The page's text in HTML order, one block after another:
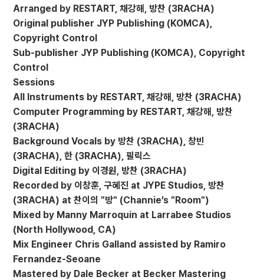
Arranged by RESTART, 채강해, 방찬 (3RACHA)
Original publisher JYP Publishing (KOMCA),
Copyright Control
Sub-publisher JYP Publishing (KOMCA), Copyright
Control
Sessions
All Instruments by RESTART, 채강해, 방찬 (3RACHA)
Computer Programming by RESTART, 채강해, 방찬
(3RACHA)
Background Vocals by 방찬 (3RACHA), 창빈
(3RACHA), 한 (3RACHA), 필릭스
Digital Editing by 이경원, 방찬 (3RACHA)
Recorded by 이창훈, 구혜진 at JYPE Studios, 방찬
(3RACHA) at 찬이의 "방" (Channie’s "Room")
Mixed by Manny Marroquin at Larrabee Studios
(North Hollywood, CA)
Mix Engineer Chris Galland assisted by Ramiro
Fernandez-Seoane
Mastered by Dale Becker at Becker Mastering